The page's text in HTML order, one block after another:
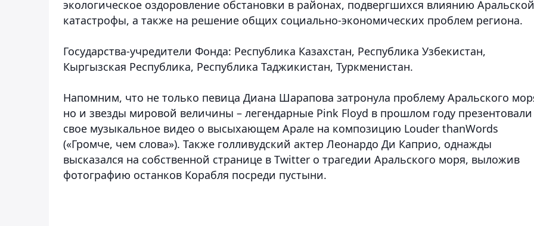
экологическое оздоровление обстановки в районах, подвергшихся влиянию Аральской
катастрофы, а также на решение общих социально-экономических проблем региона.
Государства-учредители Фонда: Республика Казахстан, Республика Узбекистан,
Кыргызская Республика, Республика Таджикистан, Туркменистан.
Напомним, что не только певица Диана Шарапова затронула проблему Аральского
но и звезды мировой величины – легендарные Pink Floyd в прошлом году презентовали
свое музыкальное видео о высыхающем Арале на композицию Louder thanWords
(«Громче, чем слова»). Также голливудский актер Леонардо Ди Каприо, однажды
высказался на собственной странице в Twitter о трагедии Аральского моря, выложив
фотографию останков Корабля посреди пустыни.